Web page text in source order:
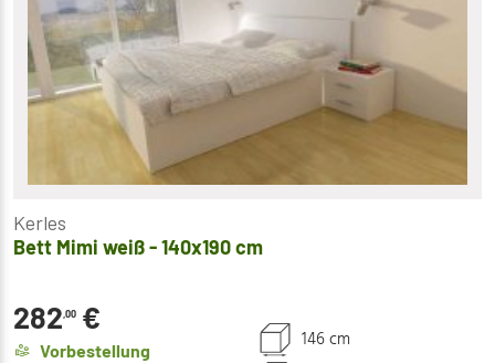
Kerles
Bett Mimi weiß - 140x190 cm
282,00 €
Vorbestellung
146 cm